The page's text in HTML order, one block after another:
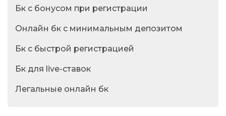
Бк с бонусом при регистрации
Онлайн бк с минимальным депозитом
Бк с быстрой регистрацией
Бк для live-ставок
Легальные онлайн бк